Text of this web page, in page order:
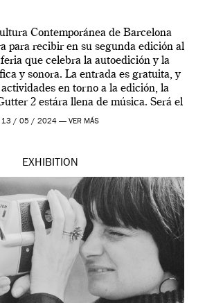
Contemporánea de Barcelona
para recibir en su segunda edición al
que celebra la autoedición y la
y sonora. La entrada es gratuita, y
en torno a la edición, la
2 estára llena de música. Será el
[…]
13 / 05 / 2024 — VER MÁS
EXHIBITION